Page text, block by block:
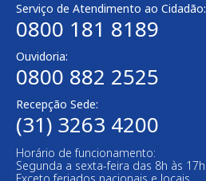
Serviço de Atendimento ao Cidadão:
0800 181 8189
Ouvidoria:
0800 882 2525​
Recepção Sede:
(31) 3263 4200
Horário de funcionamento:
Segunda a sexta-feira das 8h às 17h